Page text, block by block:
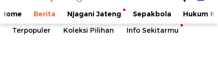
Home Berita Njagani Jateng Sepakbola
Hukum
Terpopuler
Koleksi Pilihan Info Sekitarmu